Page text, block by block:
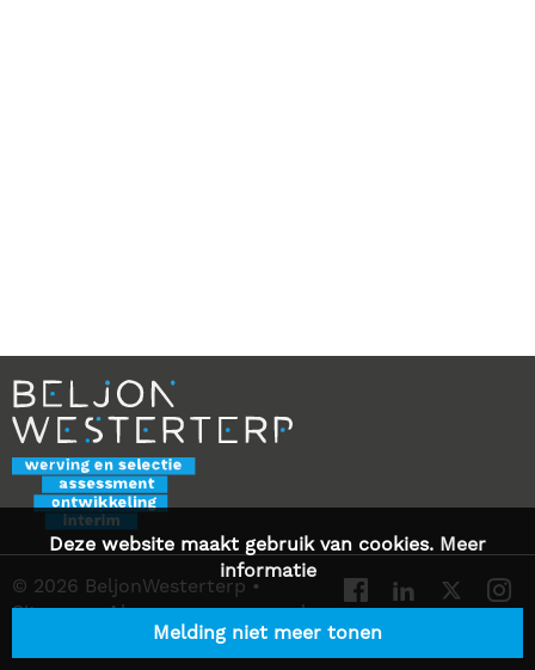
Deze website maakt gebruik van cookies. Meer
informatie
Melding niet meer tonen
© 2026 BeljonWesterterp •
Sitemap• Algemene voorwaarden
Privacy Statement• Contact